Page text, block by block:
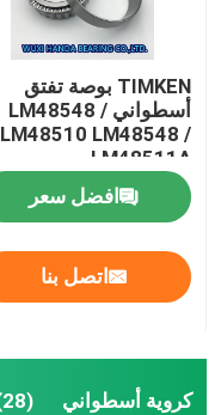
TIMKEN بوصة تفتق
أسطواني LM48548 /
LM48510 LM48548 /
LM48511A
افضل سعر
اتصل بنا
كروية أسطواني (28)